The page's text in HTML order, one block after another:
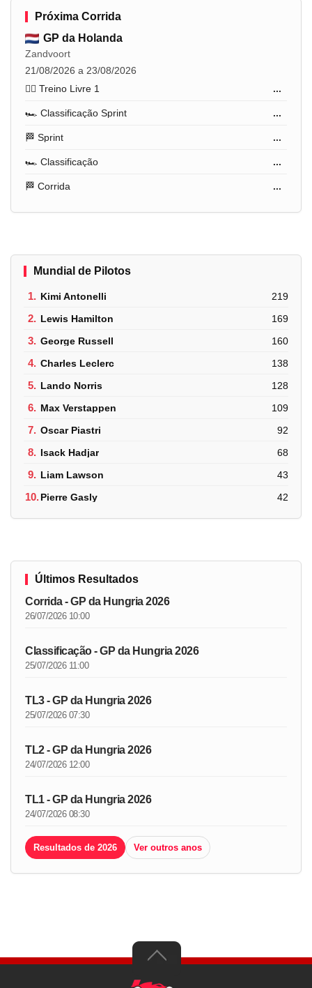
Próxima Corrida
GP da Holanda
Zandvoort
21/08/2026 a 23/08/2026
🏋️‍♂️ Treino Livre 1
...
🏎️ Classificação Sprint ...
🏁 Sprint ...
🏎️ Classificação ...
🏁 Corrida ...
Mundial de Pilotos
1. Kimi Antonelli 219
2. Lewis Hamilton 169
3. George Russell 160
4. Charles Leclerc 138
5. Lando Norris 128
6. Max Verstappen 109
7. Oscar Piastri 92
8. Isack Hadjar 68
9. Liam Lawson 43
10.Pierre Gasly 42
Últimos Resultados
Corrida - GP da Hungria 2026
26/07/2026 10:00
Classificação - GP da Hungria 2026
25/07/2026 11:00
TL3 - GP da Hungria 2026
25/07/2026 07:30
TL2 - GP da Hungria 2026
24/07/2026 12:00
TL1 - GP da Hungria 2026
24/07/2026 08:30
Resultados de 2026 Ver outros anos